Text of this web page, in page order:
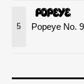
5 Popeye No.